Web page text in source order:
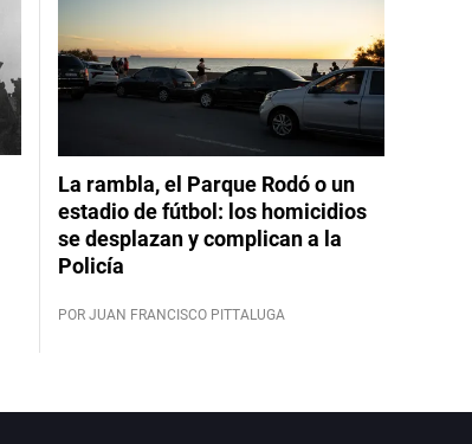
La rambla, el Parque Rodó o un
estadio de fútbol: los homicidios
se desplazan y complican a la
Policía
POR JUAN FRANCISCO PITTALUGA